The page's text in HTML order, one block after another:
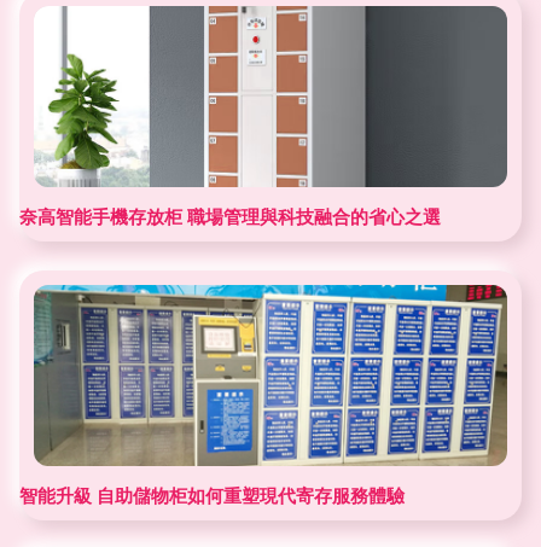
奈高智能手機存放柜 職場管理與科技融合的省心之選
智能升級 自助儲物柜如何重塑現代寄存服務體驗